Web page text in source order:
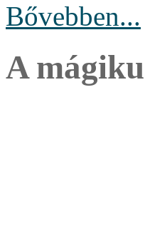
Bővebben...
A